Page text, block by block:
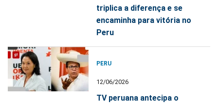
triplica a diferença e se
encaminha para vitória no
Peru
PERU
12/06/2026
TV peruana antecipa o